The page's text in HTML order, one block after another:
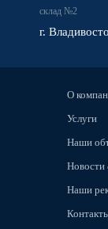
склад №2
г.
О
Услуги
Наши
Наши